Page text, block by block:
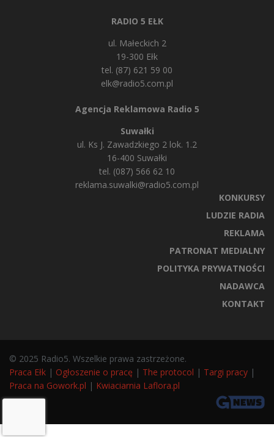
RADIO 5 EŁK
ul. Małeckich 2
19-300 Ełk
tel. (87) 621 59 00
elk@radio5.com.pl
Agencja Reklamowa Radio 5
Suwałki
ul. Ks J. Zawadzkiego 2 lok. 1.2
16-400 Suwałki
tel. (087) 566 62 10
reklama.suwalki@radio5.com.pl
KONKURSY
LUDZIE RADIA
REKLAMA
PATRONAT MEDIALNY
POLITYKA PRYWATNOŚCI
NADAWCA
KONTAKT
© 2025 Radio5. Wszelkie prawa zastrzeżone.
Praca Ełk | Ogłoszenie o pracę | The protocol | Targi pracy |
Praca na Gowork.pl | Kwiaciarnia Laflora.pl